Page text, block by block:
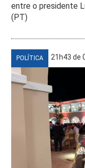
entre o presidente
(PT)
POLÍTICA 21h43 de